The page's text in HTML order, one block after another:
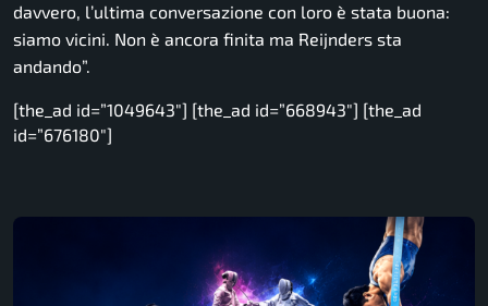
davvero, l’ultima conversazione con loro è stata buona:
siamo vicini. Non è ancora finita ma Reijnders sta
andando”.
[the_ad id=”1049643″] [the_ad id=”668943″] [the_ad
id=”676180″]